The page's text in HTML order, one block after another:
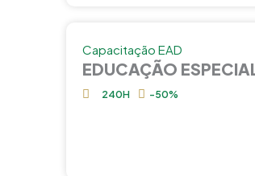
Capacitação EAD
EDUCAÇÃO
240H -50%